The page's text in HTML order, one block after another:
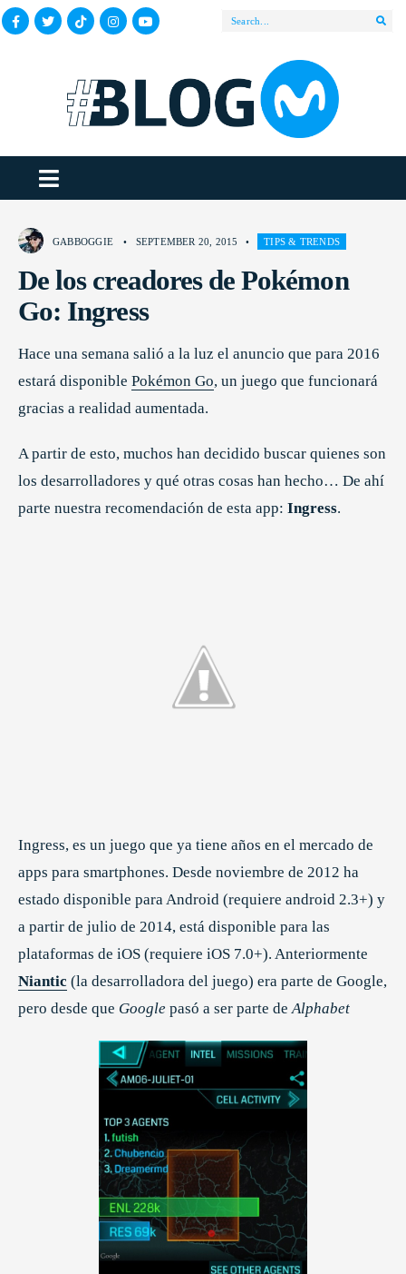
GABBOGGIE • SEPTEMBER 20, 2015 • TIPS & TRENDS
De los creadores de Pokémon
Go: Ingress
Hace una semana salió a la luz el anuncio que para 2016
estará disponible Pokémon Go, un juego que funcionará
gracias a realidad aumentada.
A partir de esto, muchos han decidido buscar quienes son
los desarrolladores y qué otras cosas han hecho… De ahí
parte nuestra recomendación de esta app: Ingress.
Ingress, es un juego que ya tiene años en el mercado de
apps para smartphones. Desde noviembre de 2012 ha
estado disponible para Android (requiere android 2.3+) y
a partir de julio de 2014, está disponible para las
plataformas de iOS (requiere iOS 7.0+). Anteriormente
Niantic (la desarrolladora del juego) era parte de Google,
pero desde que Google pasó a ser parte de Alphabet